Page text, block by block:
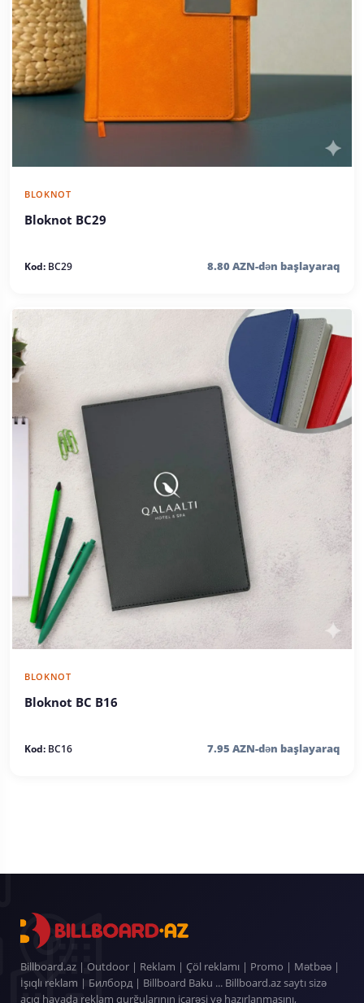
BLOKNOT
Bloknot BC29
Kod: BC29 8.80 AZN-dən başlayaraq
BLOKNOT
Bloknot BC B16
Kod: BC16 7.95 AZN-dən başlayaraq
Billboard.az | Outdoor | Reklam | Çöl reklamı | Promo | Mətbəə |
İşıqlı reklam | Билборд | Billboard Baku ... Billboard.az saytı sizə
açıq havada reklam qurğularının icarəsi və hazırlanmasını,